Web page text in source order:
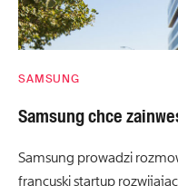
SAMSUNG
Samsung chce
Samsung prowadzi
francuski startup